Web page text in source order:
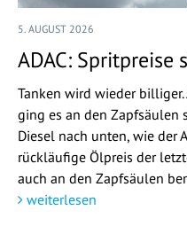
5. AUGUST 2026
ADAC: Spritpreise
Tanken wird wieder
ging es an den Zapfsäulen
Diesel nach unten, wie der
rückläufige Ölpreis der
auch an den Zapfsäulen
weiterlesen